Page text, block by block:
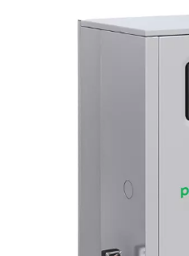
PH 55-420 HE-serien
kritiske applikationer.
tørremiddel og poser, der
Lavt
Lav støj under udluftning
præcis styring, hvilket